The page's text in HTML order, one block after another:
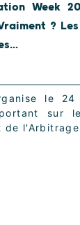
Week
?
le
sur
de